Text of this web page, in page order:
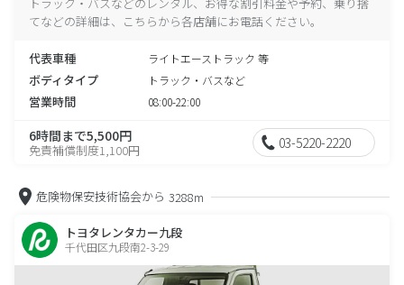
てなどの詳細は、こちらから各店舗にお電話ください。
代表車種 ライトエーストラック 等
ボディタイプ トラック・バスなど
営業時間 08:00-22:00
6時間まで5,500円
免責補償制度1,100円 03-5220-2220
危険物保安技術協会から 3288m
トヨタレンタカー九段
千代田区九段南2-3-29